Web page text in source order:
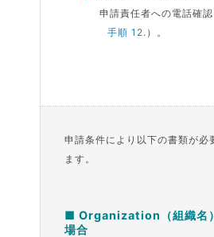
申請責任者への電話確
手順 12. ）。
申請条件により以下の書類が必
ます。
■ Organization（組織名
場合